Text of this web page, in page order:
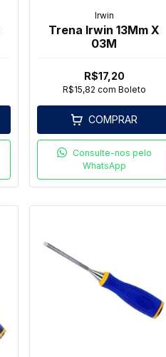
Irwin
Trena Irwin 13Mm X
03M
R$17,20
R$15,82 com Boleto
COMPRAR
Consulte-nos pelo
WhatsApp